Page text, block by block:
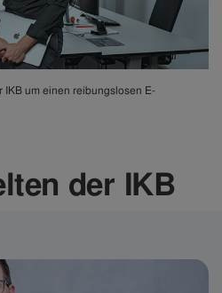
IKB um einen reibungslosen E-
der IKB